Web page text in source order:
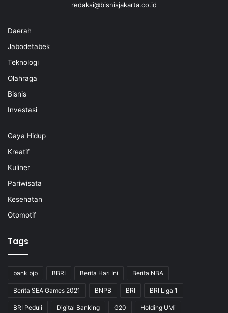
redaksi@bisnisjakarta.co.id
Daerah
Jabodetabek
Teknologi
Olahraga
Bisnis
Investasi
Gaya Hidup
Kreatif
Kuliner
Pariwisata
Kesehatan
Otomotif
Tags
bank bjb BBRI Berita Hari Ini Berita NBA
Berita SEA Games 2021 BNPB BRI BRI Liga 1
BRI Peduli Digital Banking G20 Holding UMi